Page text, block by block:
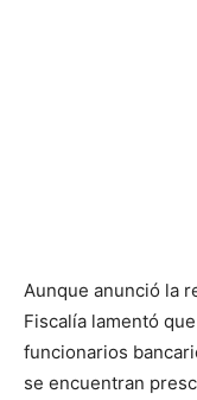
Aunque anunció la
Fiscalía lamentó
funcionarios
se encuentran